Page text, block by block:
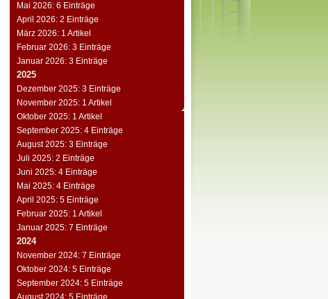
Mai 2026: 6 Einträge
April 2026: 2 Einträge
März 2026: 1 Artikel
Februar 2026: 3 Einträge
Januar 2026: 3 Einträge
2025
Dezember 2025: 3 Einträge
November 2025: 1 Artikel
Oktober 2025: 1 Artikel
September 2025: 4 Einträge
August 2025: 3 Einträge
Juli 2025: 2 Einträge
Juni 2025: 4 Einträge
Mai 2025: 4 Einträge
April 2025: 5 Einträge
Februar 2025: 1 Artikel
Januar 2025: 7 Einträge
2024
November 2024: 7 Einträge
Oktober 2024: 5 Einträge
September 2024: 5 Einträge
August 2024: 5 Einträge